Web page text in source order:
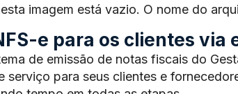
imagem está vazio. O nome do
e para os clientes via
de emissão de notas fiscais do
serviço para seus clientes e